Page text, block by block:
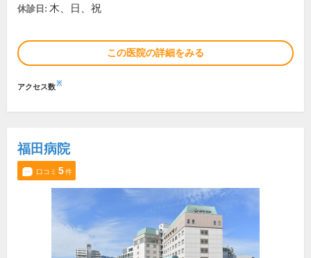
休診日: 木、日、祝
この医院の詳細をみる
アクセス数※
福田病院
口コミ 5件